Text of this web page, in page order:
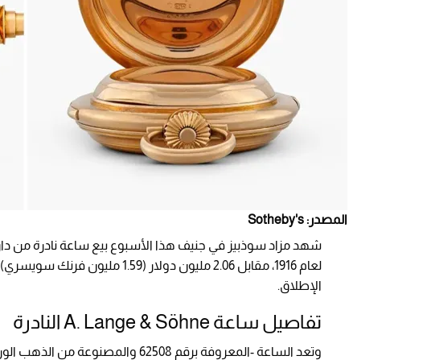
المصدر: Sotheby's
شهد مزاد سوذبيز في جنيف هذا الأسبوع بيع ساعة نادرة من دار
لعام 1916، مقابل 2.06 مليون
الإطلاق.
تفاصيل ساعة A. Lange & Söhne النادرة
وتعد الساعة -المعروفة برقم 62508 والمصنوعة من الذهب الوردي عيار 18 قيراطًا- الخامسة ضمن تسع